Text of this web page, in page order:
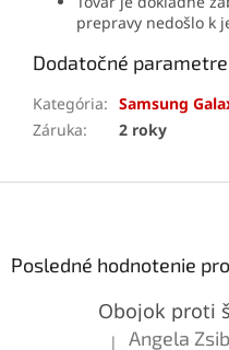
prepravy nedošlo k
Dodatočné parametre
Kategória: Samsung
Záruka: 2 roky
Posledné hodnotenie
Obojok proti
| Angela